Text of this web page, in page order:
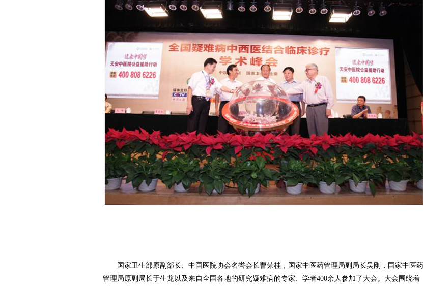
国家卫生部原副部长、中国医院协会名誉会长曹荣桂，国家中医药管理局副局长吴刚，国家中医药
管理局原副局长于生龙以及来自全国各地的研究疑难病的专家、学者400余人参加了大会。大会围绕着